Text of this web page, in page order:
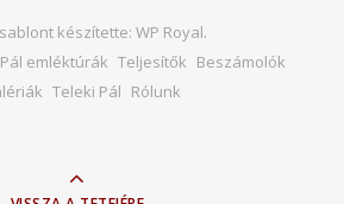
készítette: WP Royal.
emléktúrák Teljesítők Beszámolók
Teleki Pál Rólunk